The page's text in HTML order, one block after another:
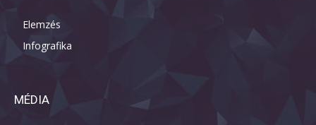
Elemzés
Infografika
MÉDIA